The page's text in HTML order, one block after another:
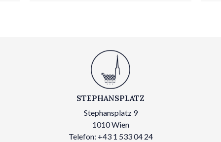
STEPHANSPLATZ
Stephansplatz 9
1010 Wien
Telefon: +43 1 533 04 24